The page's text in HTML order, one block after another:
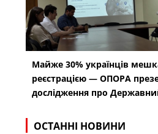
Майже 30% українців
реєстрацією — ОПОРА
дослідження про
ОСТАННІ НОВИНИ